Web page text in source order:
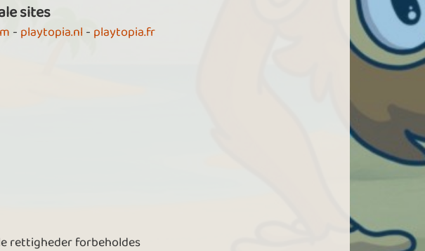
sites
- playtopia.nl - playtopia.fr
rettigheder forbeholdes